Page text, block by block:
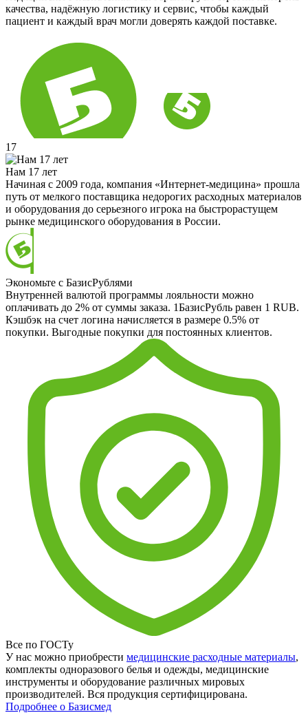
качества, надёжную логистику и сервис, чтобы каждый
пациент и каждый врач могли доверять каждой поставке.
17
Нам 17 лет
Начиная с 2009 года, компания «Интернет-медицина» прошла
путь от мелкого поставщика недорогих расходных материалов
и оборудования до серьезного игрока на быстрорастущем
рынке медицинского оборудования в России.
Экономьте с БазисРублями
Внутренней валютой программы лояльности можно
оплачивать до 2% от суммы заказа. 1БазисРубль равен 1 RUB.
Кэшбэк на счет логина начисляется в размере 0.5% от
покупки. Выгодные покупки для постоянных клиентов.
Все по ГОСТу
У нас можно приобрести медицинские расходные материалы,
комплекты одноразового белья и одежды, медицинские
инструменты и оборудование различных мировых
производителей. Вся продукция сертифицирована.
Подробнее о Базисмед